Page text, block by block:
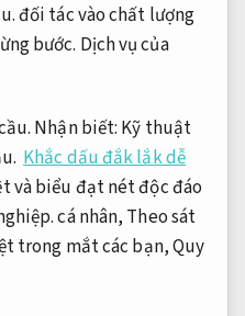
đối tác vào chất lượng
bước. Dịch vụ của
Nhận biết: Kỹ thuật
Khắc dấu đắk lắk dễ
và biểu đạt nét độc đáo
cá nhân, Theo sát
trong mắt các bạn,Quy